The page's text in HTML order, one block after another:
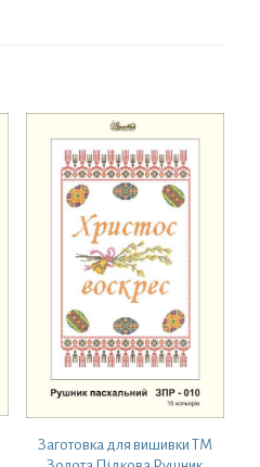
Заготовка для вишивки ТМ